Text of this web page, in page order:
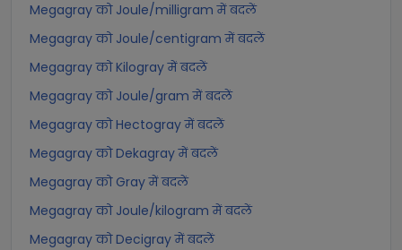
Megagray को Joule/milligram में बदलें
Megagray को Joule/centigram में बदलें
Megagray को Kilogray में बदलें
Megagray को Joule/gram में बदलें
Megagray को Hectogray में बदलें
Megagray को Dekagray में बदलें
Megagray को Gray में बदलें
Megagray को Joule/kilogram में बदलें
Megagray को Decigray में बदलें